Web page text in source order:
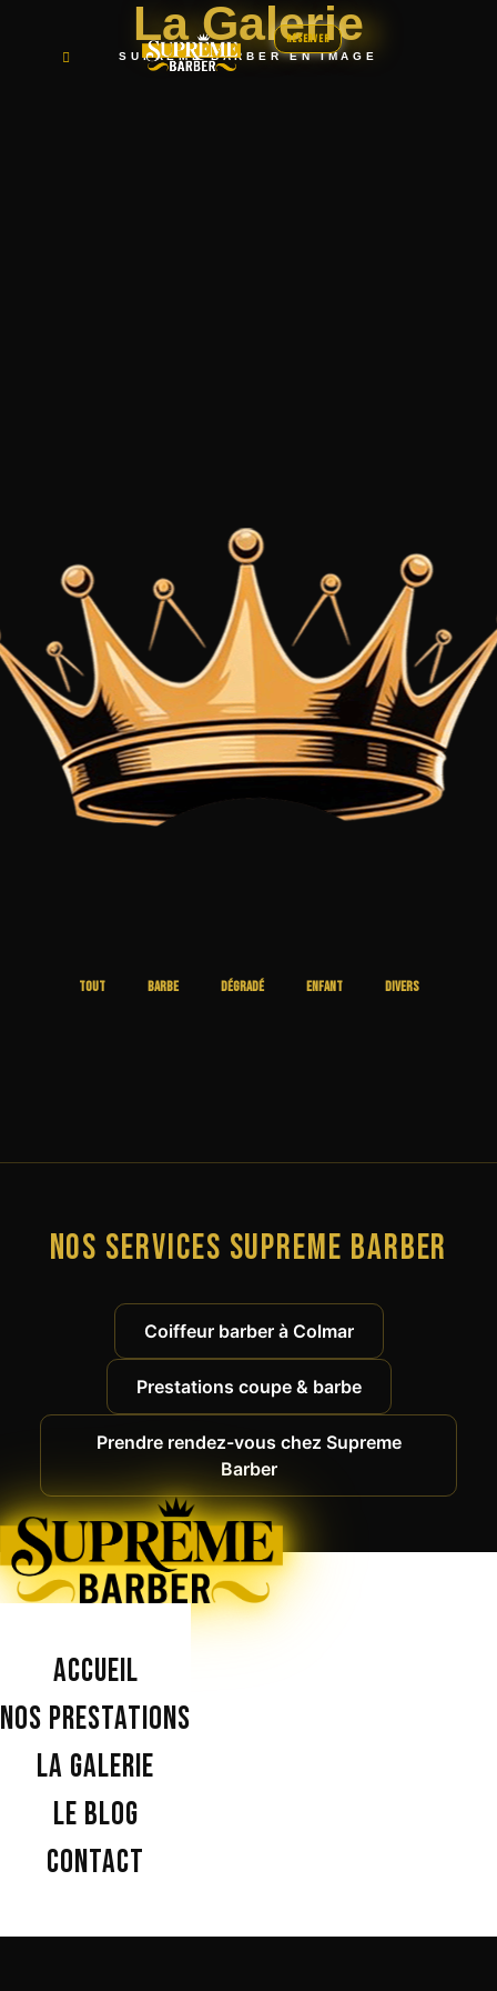
Réserver
La Galerie
SUPRÊME BARBER EN IMAGE
Tout Barbe Dégradé Enfant Divers
Nos services Supreme Barber
Coiffeur barber à Colmar
Prestations coupe & barbe
Prendre rendez-vous chez Supreme
Barber
Accueil
Nos prestations
La galerie
Le blog
Contact